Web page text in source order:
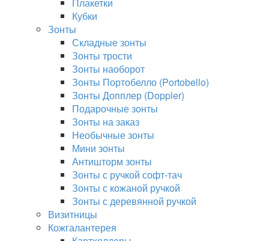
Кубки
Зонты
Складные зонты
Зонты трости
Зонты наоборот
Зонты Портобелло (Portobello)
Зонты Допплер (Doppler)
Подарочные зонты
Зонты на заказ
Необычные зонты
Мини зонты
Антишторм зонты
Зонты с ручкой софт-тач
Зонты с кожаной ручкой
Зонты с деревянной ручкой
Визитницы
Кожгалантерея